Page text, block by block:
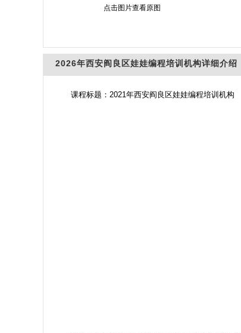
点击图片查看原图
2026年西安阎良区娃娃编程培训机构详细介绍
课程标题：2021年西安阎良区娃娃编程培训机构